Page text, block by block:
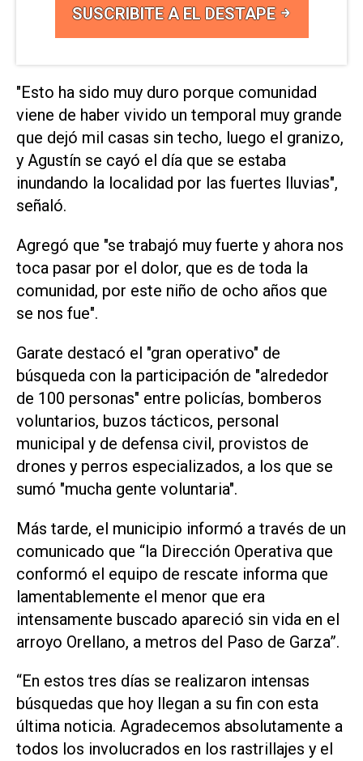
SUSCRIBITE A EL DESTAPE
"Esto ha sido muy duro porque comunidad
viene de haber vivido un temporal muy grande
que dejó mil casas sin techo, luego el granizo,
y Agustín se cayó el día que se estaba
inundando la localidad por las fuertes lluvias",
señaló.
Agregó que "se trabajó muy fuerte y ahora nos
toca pasar por el dolor, que es de toda la
comunidad, por este niño de ocho años que
se nos fue".
Garate destacó el "gran operativo" de
búsqueda con la participación de "alrededor
de 100 personas" entre policías, bomberos
voluntarios, buzos tácticos, personal
municipal y de defensa civil, provistos de
drones y perros especializados, a los que se
sumó "mucha gente voluntaria".
Más tarde, el municipio informó a través de un
comunicado que “la Dirección Operativa que
conformó el equipo de rescate informa que
lamentablemente el menor que era
intensamente buscado apareció sin vida en el
arroyo Orellano, a metros del Paso de Garza”.
“En estos tres días se realizaron intensas
búsquedas que hoy llegan a su fin con esta
última noticia. Agradecemos absolutamente a
todos los involucrados en los rastrillajes y el